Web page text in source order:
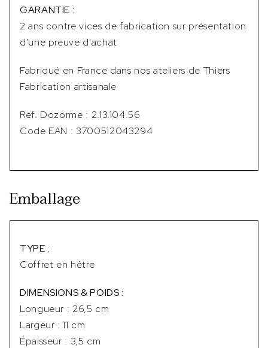
GARANTIE :
2 ans contre vices de fabrication sur présentation
d'une preuve d'achat
Fabriqué en France dans nos ateliers de Thiers
Fabrication artisanale
Ref. Dozorme : 2.13.104.56
Code EAN : 3700512043294
Emballage
TYPE :
Coffret en hêtre
DIMENSIONS & POIDS :
Longueur : 26,5 cm
Largeur : 11 cm
Épaisseur : 3,5 cm